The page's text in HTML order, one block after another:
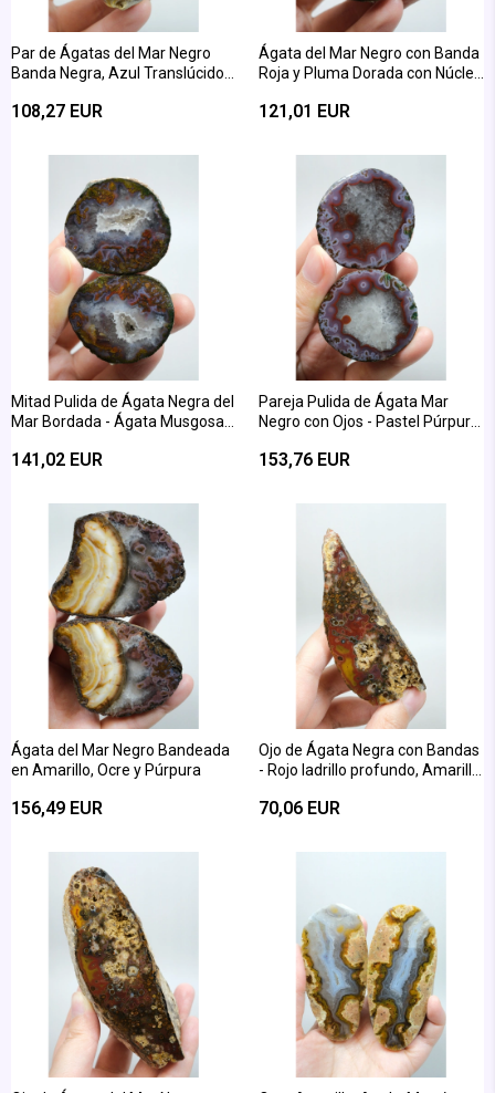
Par de Ágatas del Mar Negro
Banda Negra, Azul Translúcido,
108,27 EUR
Ágata del Mar Negro con Banda
Roja y Pluma Dorada con Núcleo
121,01 EUR
Mitad Pulida de Ágata Negra del
Mar Bordada - Ágata Musgosa
141,02 EUR
Pareja Pulida de Ágata Mar
Negro con Ojos - Pastel Púrpura,
Geoda de Cuarzo Translúcido
153,76 EUR
Ágata del Mar Negro Bandeada
en Amarillo, Ocre y Púrpura
156,49 EUR
Ojo de Ágata Negra con Bandas
- Rojo ladrillo profundo, Amarillo
Orbicular
70,06 EUR